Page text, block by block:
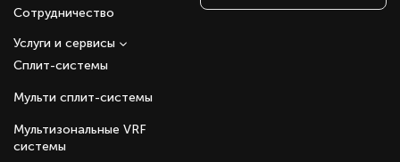
Сотрудничество
Сплит-системы
Мульти сплит-системы
Мультизональные VRF
системы
Услуги и сервисы